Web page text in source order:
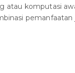
atau komputasi